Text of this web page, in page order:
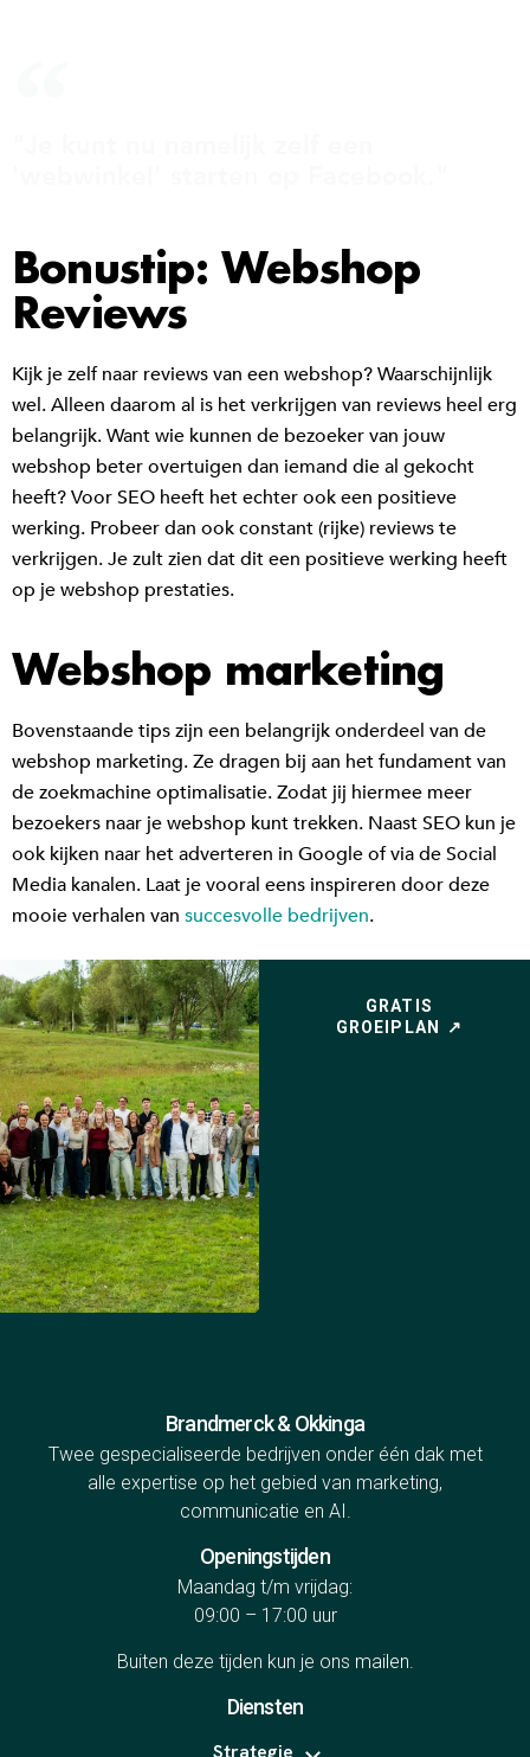
Bonustip: Webshop
Reviews
Kijk je zelf naar reviews van een webshop? Waarschijnlijk
wel. Alleen daarom al is het verkrijgen van reviews heel erg
belangrijk. Want wie kunnen de bezoeker van jouw
webshop beter overtuigen dan iemand die al gekocht
heeft? Voor SEO heeft het echter ook een positieve
werking. Probeer dan ook constant (rijke) reviews te
verkrijgen. Je zult zien dat dit een positieve werking heeft
op je webshop prestaties.
Webshop marketing
Bovenstaande tips zijn een belangrijk onderdeel van de
webshop marketing. Ze dragen bij aan het fundament van
de zoekmachine optimalisatie. Zodat jij hiermee meer
bezoekers naar je webshop kunt trekken. Naast SEO kun je
ook kijken naar het adverteren in Google of via de Social
Media kanalen. Laat je vooral eens inspireren door deze
mooie verhalen van succesvolle bedrijven.
GRATIS
GROEIPLAN
Brandmerck & Okkinga
Twee gespecialiseerde bedrijven onder één dak met
alle expertise op het gebied van marketing,
communicatie en AI.
Openingstijden
Maandag t/m vrijdag:
09:00 – 17:00 uur
Buiten deze tijden kun je ons mailen.
Diensten
Strategie